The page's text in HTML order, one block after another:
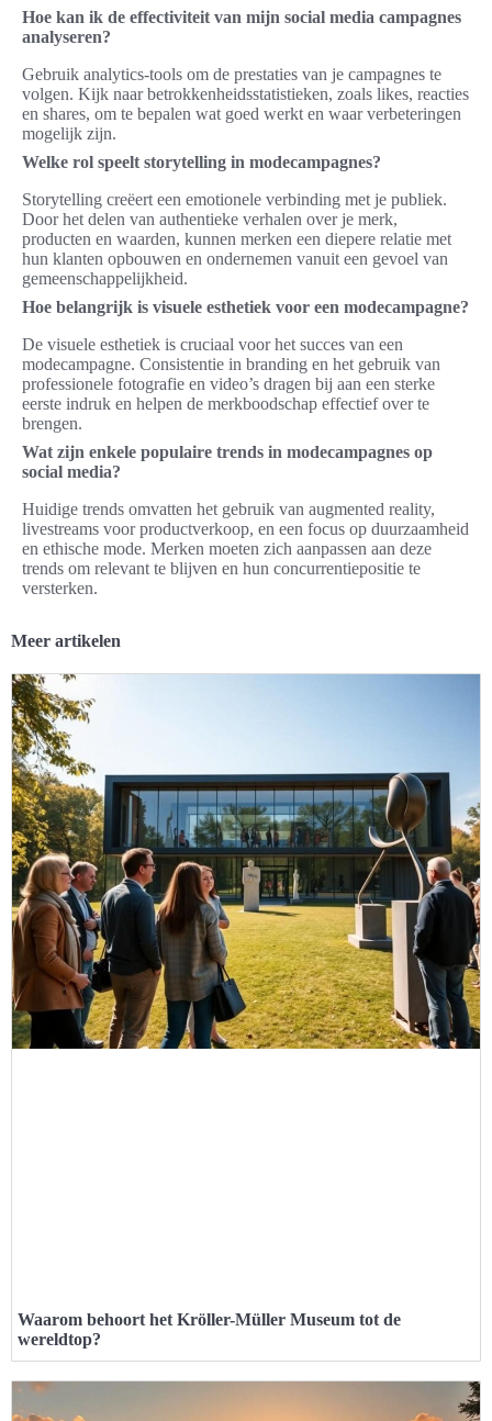
Hoe kan ik de effectiviteit van mijn social media campagnes
analyseren?
Gebruik analytics-tools om de prestaties van je campagnes te
volgen. Kijk naar betrokkenheidsstatistieken, zoals likes, reacties
en shares, om te bepalen wat goed werkt en waar verbeteringen
mogelijk zijn.
Welke rol speelt storytelling in modecampagnes?
Storytelling creëert een emotionele verbinding met je publiek.
Door het delen van authentieke verhalen over je merk,
producten en waarden, kunnen merken een diepere relatie met
hun klanten opbouwen en ondernemen vanuit een gevoel van
gemeenschappelijkheid.
Hoe belangrijk is visuele esthetiek voor een modecampagne?
De visuele esthetiek is cruciaal voor het succes van een
modecampagne. Consistentie in branding en het gebruik van
professionele fotografie en video’s dragen bij aan een sterke
eerste indruk en helpen de merkboodschap effectief over te
brengen.
Wat zijn enkele populaire trends in modecampagnes op
social media?
Huidige trends omvatten het gebruik van augmented reality,
livestreams voor productverkoop, en een focus op duurzaamheid
en ethische mode. Merken moeten zich aanpassen aan deze
trends om relevant te blijven en hun concurrentiepositie te
versterken.
Meer artikelen
Waarom behoort het Kröller-Müller Museum tot de
wereldtop?